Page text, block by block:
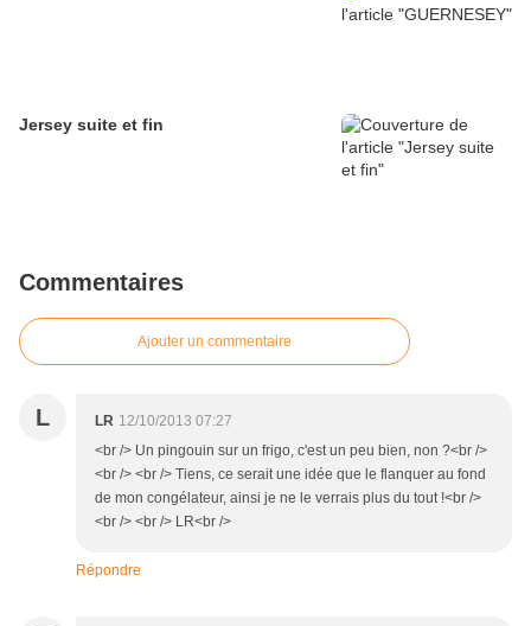
Jersey suite et fin
Commentaires
Ajouter un commentaire
L LR 12/10/2013 07:27
<br /> Un pingouin sur un frigo, c'est un peu bien, non ?<br />
<br /> <br /> Tiens, ce serait une idée que le flanquer au fond
de mon congélateur, ainsi je ne le verrais plus du tout !<br />
<br /> <br /> LR<br />
Répondre